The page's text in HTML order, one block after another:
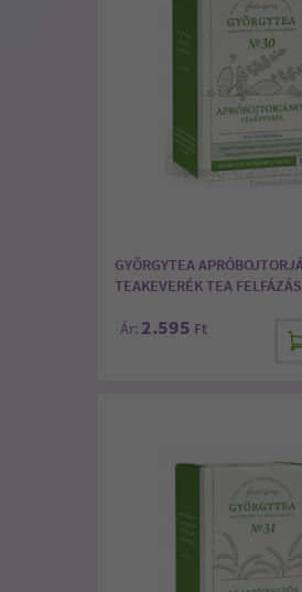
GYÖRGYTEA
TEAKEVERÉK TEA
Ár: 2.595 Ft